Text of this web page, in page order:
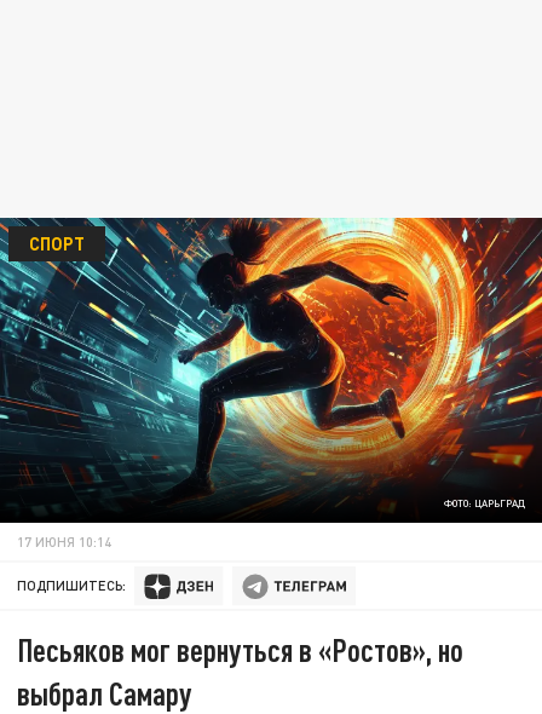
ФОТО: ЦАРЬГРАД
СПОРТ
17 ИЮНЯ 10:14
ПОДПИШИТЕСЬ:
Песьяков мог вернуться в «Ростов», но
выбрал Самару